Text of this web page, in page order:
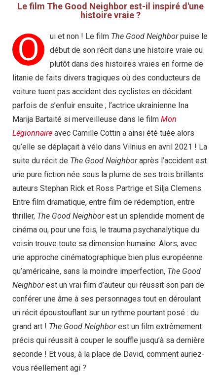
Le film The Good Neighbor est-il inspiré d'une
histoire vraie ?
O ui et non ! Le film The Good Neighborpuise le
début de son récit dans une histoire vraie ou
plutôt dans des histoires vraies en forme de
litanie de faits divers tragiques où des conducteurs de
voiture tuent pas accident des cyclistes en décidant
parfois de s’enfuir ensuite ; l’actrice ukrainienne Ina
Marija Bartaité si merveilleuse dans le film Mon
Légionnaire avec Camille Cottin a ainsi été tuée alors
qu’elle se déplaçait à vélo dans Vilnius en avril 2021 ! La
suite du récit de The Good Neighboraprès l’accident est
une pure fiction née sous la plume de ses trois brillants
auteurs Stephan Rick et Ross Partrige et Silja Clemens.
Entre film dramatique, entre film de rédemption, entre
thriller, The Good Neighborest un splendide moment de
cinéma ou, pour une fois, le trauma psychanalytique du
voisin trouve toute sa dimension humaine. Alors, avec
une approche cinématographique bien plus européenne
qu’américaine, sans la moindre imperfection, The Good
Neighborest un vrai film d’auteur qui réussit son pari de
conférer une âme à ses personnages tout en déroulant
un récit époustouflant sur un rythme pourtant posé : du
grand art ! The Good Neighborest un film extrêmement
précis qui réussit à couper le souffle jusqu’à sa dernière
seconde ! Et vous, à la place de David, comment auriez-
vous réellement agi ?